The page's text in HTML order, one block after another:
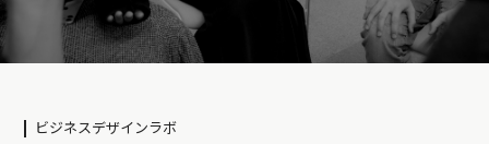
ビジネスデザインラボ